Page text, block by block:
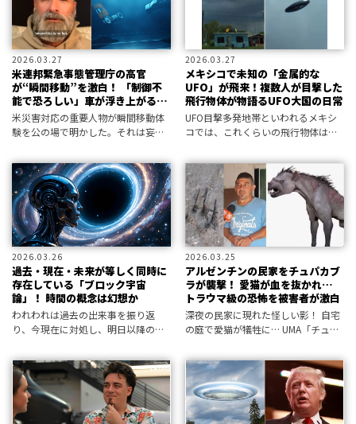
2026.03.27
米連邦緊急事態管理庁の高官
が“瞬間移動”を激白！ 「制御不
能で恐ろしい」車が浮き上がる恐
怖体験も
米災害対応の重要人物が瞬間移動体
験を公の場で明かした。それは妄想
地で波紋を広げている――。
2026.03.27
メキシコで未知の「金属的な
UFO」が飛来！複数人が目撃した
飛行物体が物語るUFO大国の日常
UFO目撃多発地帯といわれるメキシ
コでは、これくらいの飛行物体は日
の怪物体をレポートする。
2026.03.26
過去・現在・未来が等しく同時に
存在している「ブロック宇宙
論」！ 時間の概念は幻想か
われわれは過去の出来事を振り返
り、今現在に対処し、明日以降の未
るが、最先端の理論物理学はそうし
た時間認識が根本から間違っている
という――。
2026.03.25
アルゼンチンの民家をチュパカブ
ラが襲撃！ 愛猫が血を抜かれ…
トラウマ級の恐怖を被害者が激白
深夜の民家に現れた怪しい影！ 自宅
の庭で愛猫が犠牲に… UMA「チュパ